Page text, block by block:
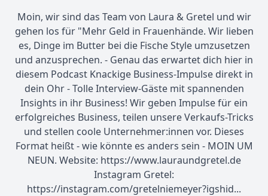
Moin, wir sind das Team von Laura & Gretel und wir
gehen los für "Mehr Geld in Frauenhände. Wir lieben
es, Dinge im Butter bei die Fische Style umzusetzen
und anzusprechen. - Genau das erwartet dich hier in
diesem Podcast Knackige Business-Impulse direkt in
dein Ohr - Tolle Interview-Gäste mit spannenden
Insights in ihr Business! Wir geben Impulse für ein
erfolgreiches Business, teilen unsere Verkaufs-Tricks
und stellen coole Unternehmer:innen vor. Dieses
Format heißt - wie könnte es anders sein - MOIN UM
NEUN. Website: https://www.lauraundgretel.de
Instagram Gretel:
https://instagram.com/gretelniemeyer?igshid...